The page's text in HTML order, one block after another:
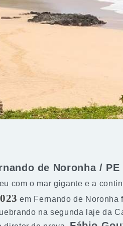
de Noronha /
com o mar gigante e a
em Fernando de Noronha
na segunda laje da